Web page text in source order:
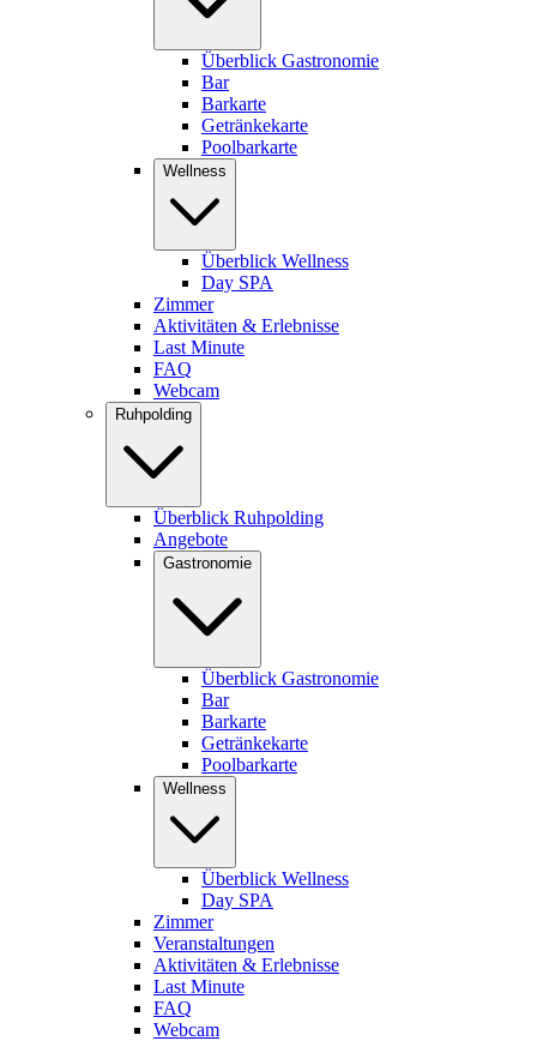
Überblick Gastronomie
Bar
Barkarte
Getränkekarte
Poolbarkarte
Wellness
Überblick Wellness
Day SPA
Zimmer
Aktivitäten & Erlebnisse
Last Minute
FAQ
Webcam
Ruhpolding
Überblick Ruhpolding
Angebote
Gastronomie
Überblick Gastronomie
Bar
Barkarte
Getränkekarte
Poolbarkarte
Wellness
Überblick Wellness
Day SPA
Zimmer
Veranstaltungen
Aktivitäten & Erlebnisse
Last Minute
FAQ
Webcam